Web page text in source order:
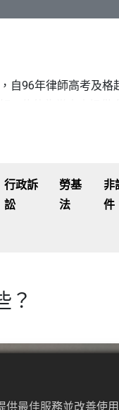
自96年律師高考及
，能夠為當事人提供
抗辯以及代理當事
行政訴
訟
勞基
法
非
件
？
最佳服務並改善使